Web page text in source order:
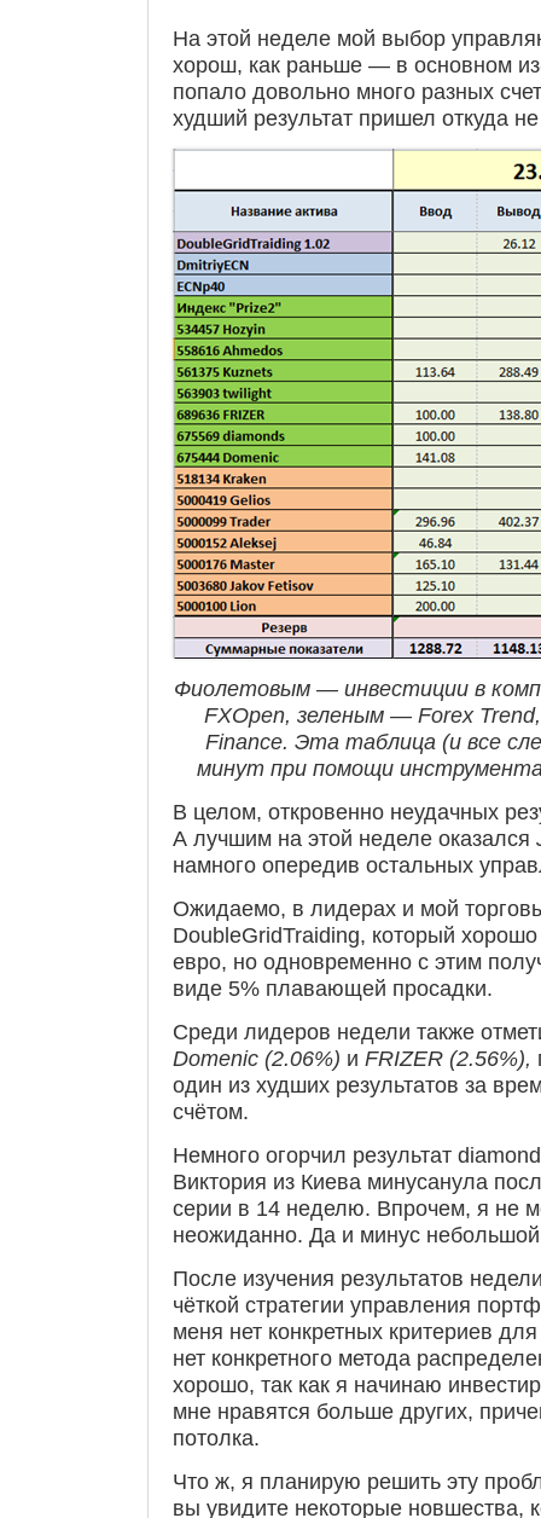
На этой неделе мой выбор
хорош, как раньше — в основном
попало довольно много разных
худший результат пришел откуда
Фиолетовым — инвестиции в
FXOpen, зеленым — Forex
Finance. Эта таблица (и все
минут при помощи
В целом, откровенно неудачных
А лучшим на этой неделе оказался
намного опередив остальных
Ожидаемо, в лидерах и мой
DoubleGridTraiding, который
евро, но одновременно с этим
виде 5% плавающей просадки.
Среди лидеров недели также
Domenic (2.06%) и FRIZER (2.56%),
один из худших результатов за
счётом.
Немного огорчил результат
Виктория из Киева минусанула
серии в 14 неделю. Впрочем, я не
неожиданно. Да и минус
После изучения результатов
чёткой стратегии управления
меня нет конкретных критериев
нет конкретного метода
хорошо, так как я начинаю
мне нравятся больше других,
потолка.
Что ж, я планирую решить эту
вы увидите некоторые новшества,